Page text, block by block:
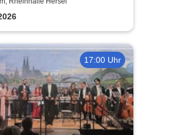
Gala
17:00 Uhr